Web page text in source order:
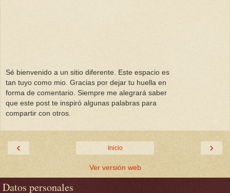
Sé bienvenido a un sitio diferente. Este espacio es
tan tuyo como mio. Gracias por dejar tu huella en
forma de comentario. Siempre me alegrará saber
que este post te inspiró algunas palabras para
compartir con otros.
‹ ›
Inicio
Ver versión web
Datos personales